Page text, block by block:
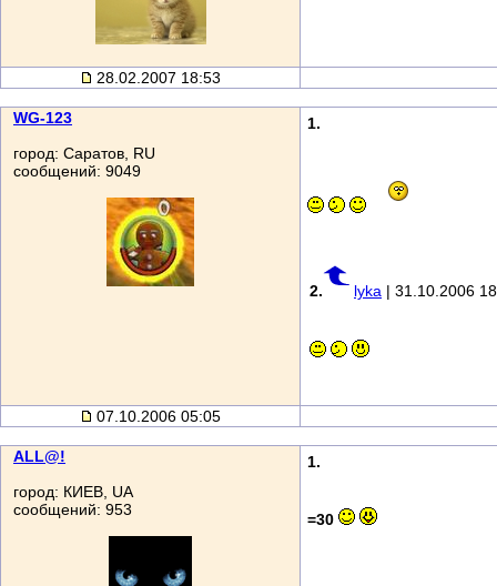
28.02.2007 18:53
WG-123
город: Саратов, RU
сообщений: 9049
1.
2. lyka | 31.10.2006
07.10.2006 05:05
ALL@!
город: КИЕВ, UA
сообщений: 953
1.
=30